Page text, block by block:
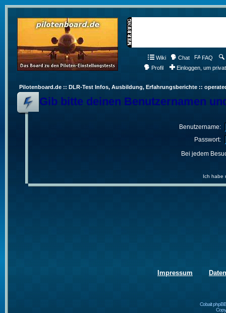
Wiki Chat FAQ
Profil
Einloggen, um
Pilotenboard.de :: DLR-Test Infos, Ausbildung, Erfahrungsberichte ::
Gib bitte deinen Benutzernamen
Benutzername:
Passwort:
Bei jedem
Ich habe
Impressum
Cobalt